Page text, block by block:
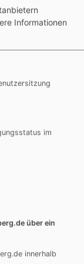
sürekli ve
öğrenim
yönlü
yeniden
dinler
Bu Laik
huzurlu bir
dinlerin
partnerlerle
baba ve
yönelik çeṣitli
.
kilise ve
Informationen
im
über ein
innerhalb